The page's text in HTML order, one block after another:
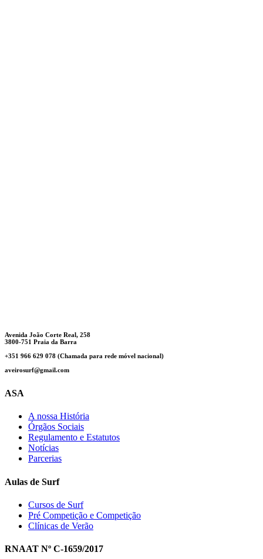
Avenida João Corte Real, 258
3800-751 Praia da Barra
+351 966 629 078 (Chamada para rede móvel nacional)
aveirosurf@gmail.com
ASA
A nossa História
Órgãos Sociais
Regulamento e Estatutos
Notícias
Parcerias
Aulas de Surf
Cursos de Surf
Pré Competição e Competição
Clínicas de Verão
RNAAT Nº C-1659/2017